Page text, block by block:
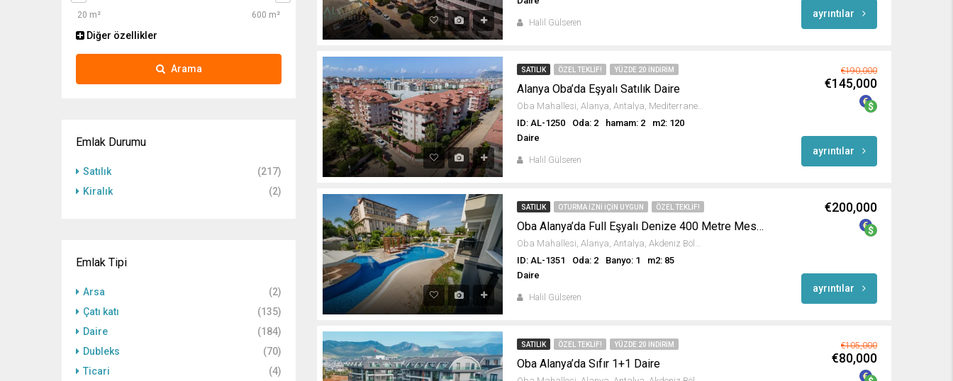
Halil Gülseren
ayrıntılar
SATILIK ÖZEL TEKLIF! YÜZDE 20 INDIRIM
Alanya Oba’da Eşyalı Satılık Daire
Oba Mahallesi, Alanya, Antalya, Mediterranean Region, 07469, Turkey
ID: AL-1250
Oda: 2 hamam: 2
m2: 120
Daire
Halil Gülseren
€190,000
€145,000
ayrıntılar
SATILIK OTURMA IZNI IÇIN UYGUN ÖZEL TEKLIF!
Oba Alanya’da Full Eşyalı Denize 400 Metre Mesafede 2+1 Satılık Daire
Oba Mahallesi, Alanya, Antalya, Akdeniz Bölgesi, Türkiye
ID: AL-1351
Oda: 2 Banyo: 1
m2: 85
Daire
Halil Gülseren
€200,000
ayrıntılar
SATILIK ÖZEL TEKLIF! YÜZDE 20 INDIRIM
Oba Alanya’da Sıfır 1+1 Daire
€105,000
€80,000
Diğer özellikler
Arama
Emlak Durumu
Satılık
(217)
Kiralık
(2)
Emlak Tipi
Arsa
(2)
Çatı katı
(135)
Daire
(184)
Dubleks
(70)
Ticari
(4)